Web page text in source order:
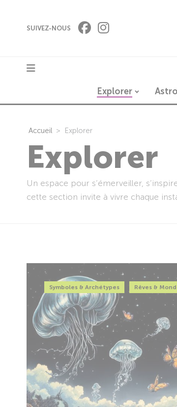
SUIVEZ-NOUS
Explorer
Accueil Explorer
Explorer
Un espace pour s’émerveiller,
cette section invite à vivre chaque
Symboles & Archétypes Rêves &